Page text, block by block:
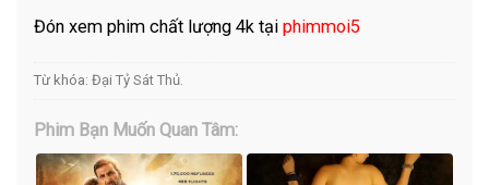
Đón xem phim chất lượng 4k tạiphimmoi5
Từ khóa:Đại Tỷ Sát Thủ
Phim Bạn Muốn Quan Tâm: